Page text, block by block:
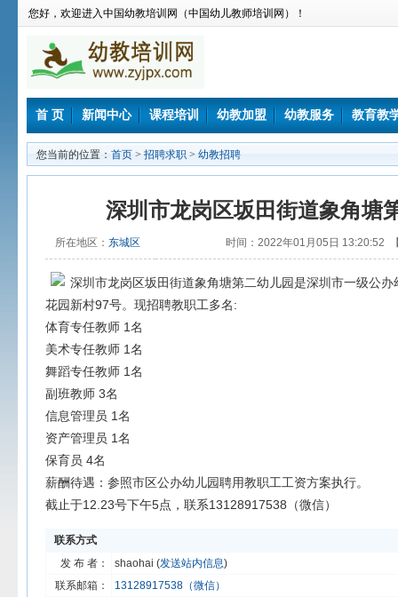
您好，欢迎进入中国幼教培训网（中国幼儿教师培训网）！
首 页 新闻中心 课程培训 幼教加盟 幼教服务 教育教
您当前的位置： 首页 > 招聘求职 > 幼教招聘
深圳市龙岗区坂田街道象角塘
所在地区： 东城区 时间：2022年01月05日 13:20:52
深圳市龙岗区坂田街道象角塘第二幼儿园是深圳市一级公
花园新村97号。现招聘教职工多名:
体育专任教师 1名
美术专任教师 1名
舞蹈专任教师 1名
副班教师 3名
信息管理员 1名
资产管理员 1名
保育员 4名
薪酬待遇：参照市区公办幼儿园聘用教职工工资方案执行。
截止于12.23号下午5点，联系13128917538（微信）
联系方式
发 布 者：
shaohai (发送站内信息)
联系邮箱：
13128917538（微信）